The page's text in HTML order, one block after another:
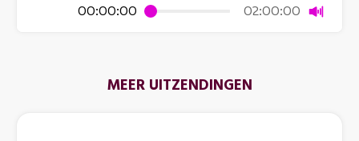
00:00:00 02:00:00 Dempen
MEER UITZENDINGEN